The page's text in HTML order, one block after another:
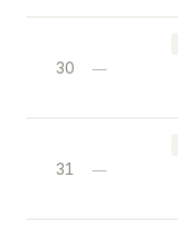
30 —
31 —